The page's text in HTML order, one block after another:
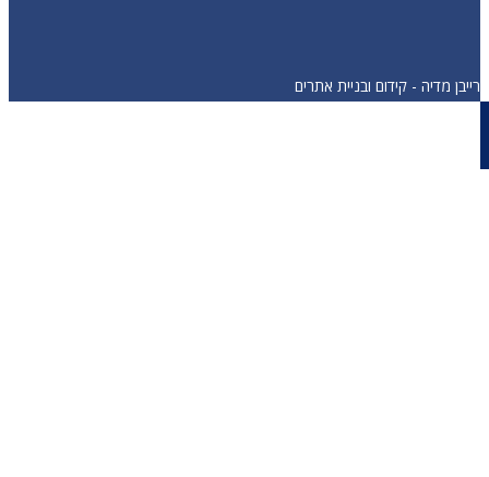
רייבן מדיה - קידום ובניית אתרים